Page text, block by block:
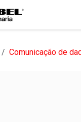
Comunicação de